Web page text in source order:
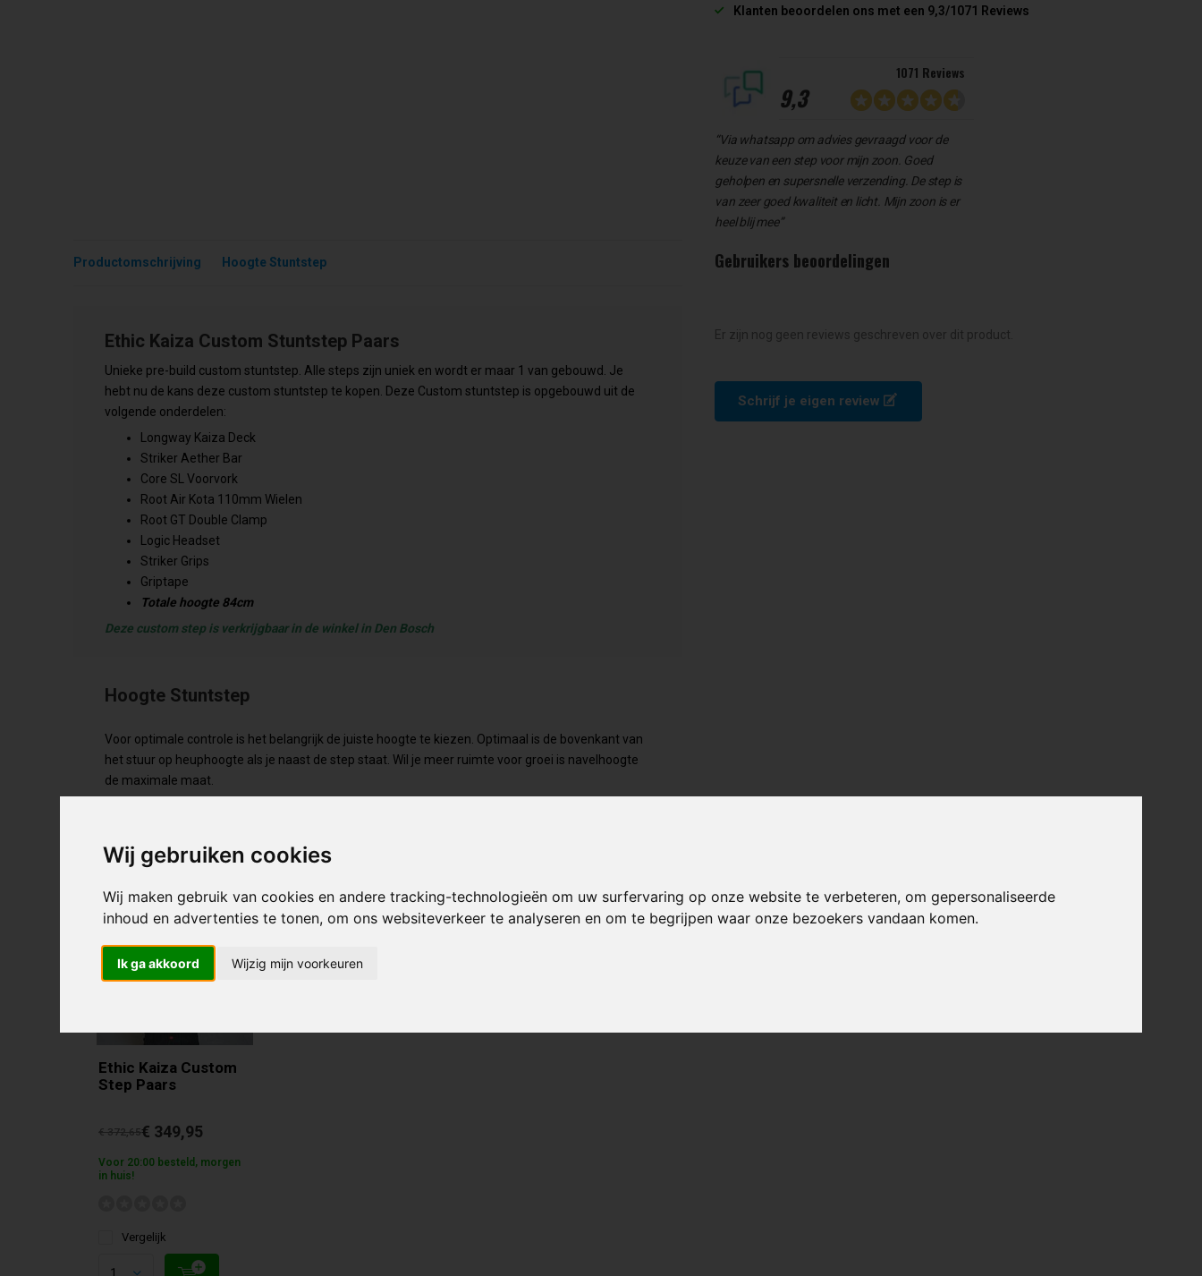
Wij gebruiken cookies
Wij maken gebruik van cookies en andere tracking-technologieën om uw surfervaring op onze website te verbeteren, om gepersonaliseerde
inhoud en advertenties te tonen, om ons websiteverkeer te analyseren en om te begrijpen waar onze bezoekers vandaan komen.
Ik ga akkoord Wijzig mijn voorkeuren
Klanten beoordelen ons met een 9,3/1071 Reviews
9,3
1071 Reviews
“Via whatsapp om advies gevraagd voor de
keuze van een step voor mijn zoon. Goed
geholpen en supersnelle verzending. De step is
van zeer goed kwaliteit en licht. Mijn zoon is er
heel blij mee”
Productomschrijving Hoogte Stuntstep
Ethic Kaiza Custom Stuntstep Paars
Unieke pre-build custom stuntstep. Alle steps zijn uniek en wordt er maar 1 van gebouwd. Je
hebt nu de kans deze custom stuntstep te kopen. Deze Custom stuntstep is opgebouwd uit de
volgende onderdelen:
Longway Kaiza Deck
Striker Aether Bar
Core SL Voorvork
Root Air Kota 110mm Wielen
Root GT Double Clamp
Logic Headset
Striker Grips
Griptape
Totale hoogte 84cm
Deze custom step is verkrijgbaar in de winkel in Den Bosch
Hoogte Stuntstep
Voor optimale controle is het belangrijk de juiste hoogte te kiezen. Optimaal is de bovenkant van
het stuur op heuphoogte als je naast de step staat. Wil je meer ruimte voor groei is navelhoogte
de maximale maat.
Gebruikers beoordelingen
Er zijn nog geen reviews geschreven over dit product.
Schrijf je eigen review
Ethic Kaiza Custom
Step Paars
€ 372,65€ 349,95
Voor 20:00 besteld, morgen
in huis!
Vergelijk